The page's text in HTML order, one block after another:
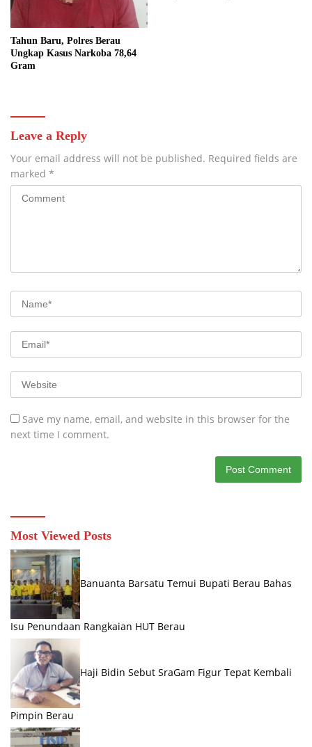
Tahun Baru, Polres Berau
Ungkap Kasus Narkoba 78,64
Gram
Leave a Reply
Your email address will not be published. Required fields are
marked *
Save my name, email, and website in this browser for the
next time I comment.
Most Viewed Posts
Banuanta Barsatu Temui Bupati Berau Bahas
Isu Penundaan Rangkaian HUT Berau
Haji Bidin Sebut SraGam Figur Tepat Kembali
Pimpin Berau